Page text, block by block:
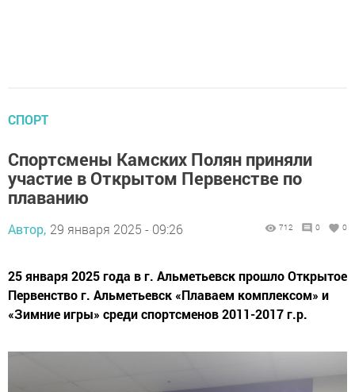
СПОРТ
Спортсмены Камских Полян приняли
участие в Открытом Первенстве по
плаванию
Автор, 29 января 2025 - 09:26 712 0 0
25 января 2025 года в г. Альметьевск прошло Открытое
Первенство г. Альметьевск «Плаваем комплексом» и
«Зимние игры» среди спортсменов 2011-2017 г.р.